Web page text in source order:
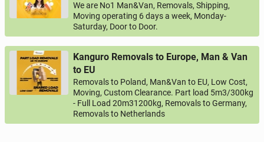
We are No1 Man&Van, Removals, Shipping,
Moving operating 6 days a week, Monday-
Saturday, Door to Door.
Kanguro Removals to Europe, Man & Van
to EU
Removals to Poland, Man&Van to EU, Low Cost,
Moving, Custom Clearance. Part load 5m3/300kg
- Full Load 20m31200kg, Removals to Germany,
Removals to Netherlands